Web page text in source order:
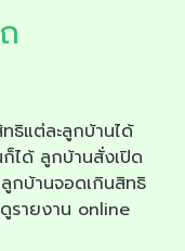
ธิแต่ละลูกบ้านได้
ก็ได้ ลูกบ้านสั่งเปิด
กบ้านจอดเกินสิทธิ
ดูรายงาน online